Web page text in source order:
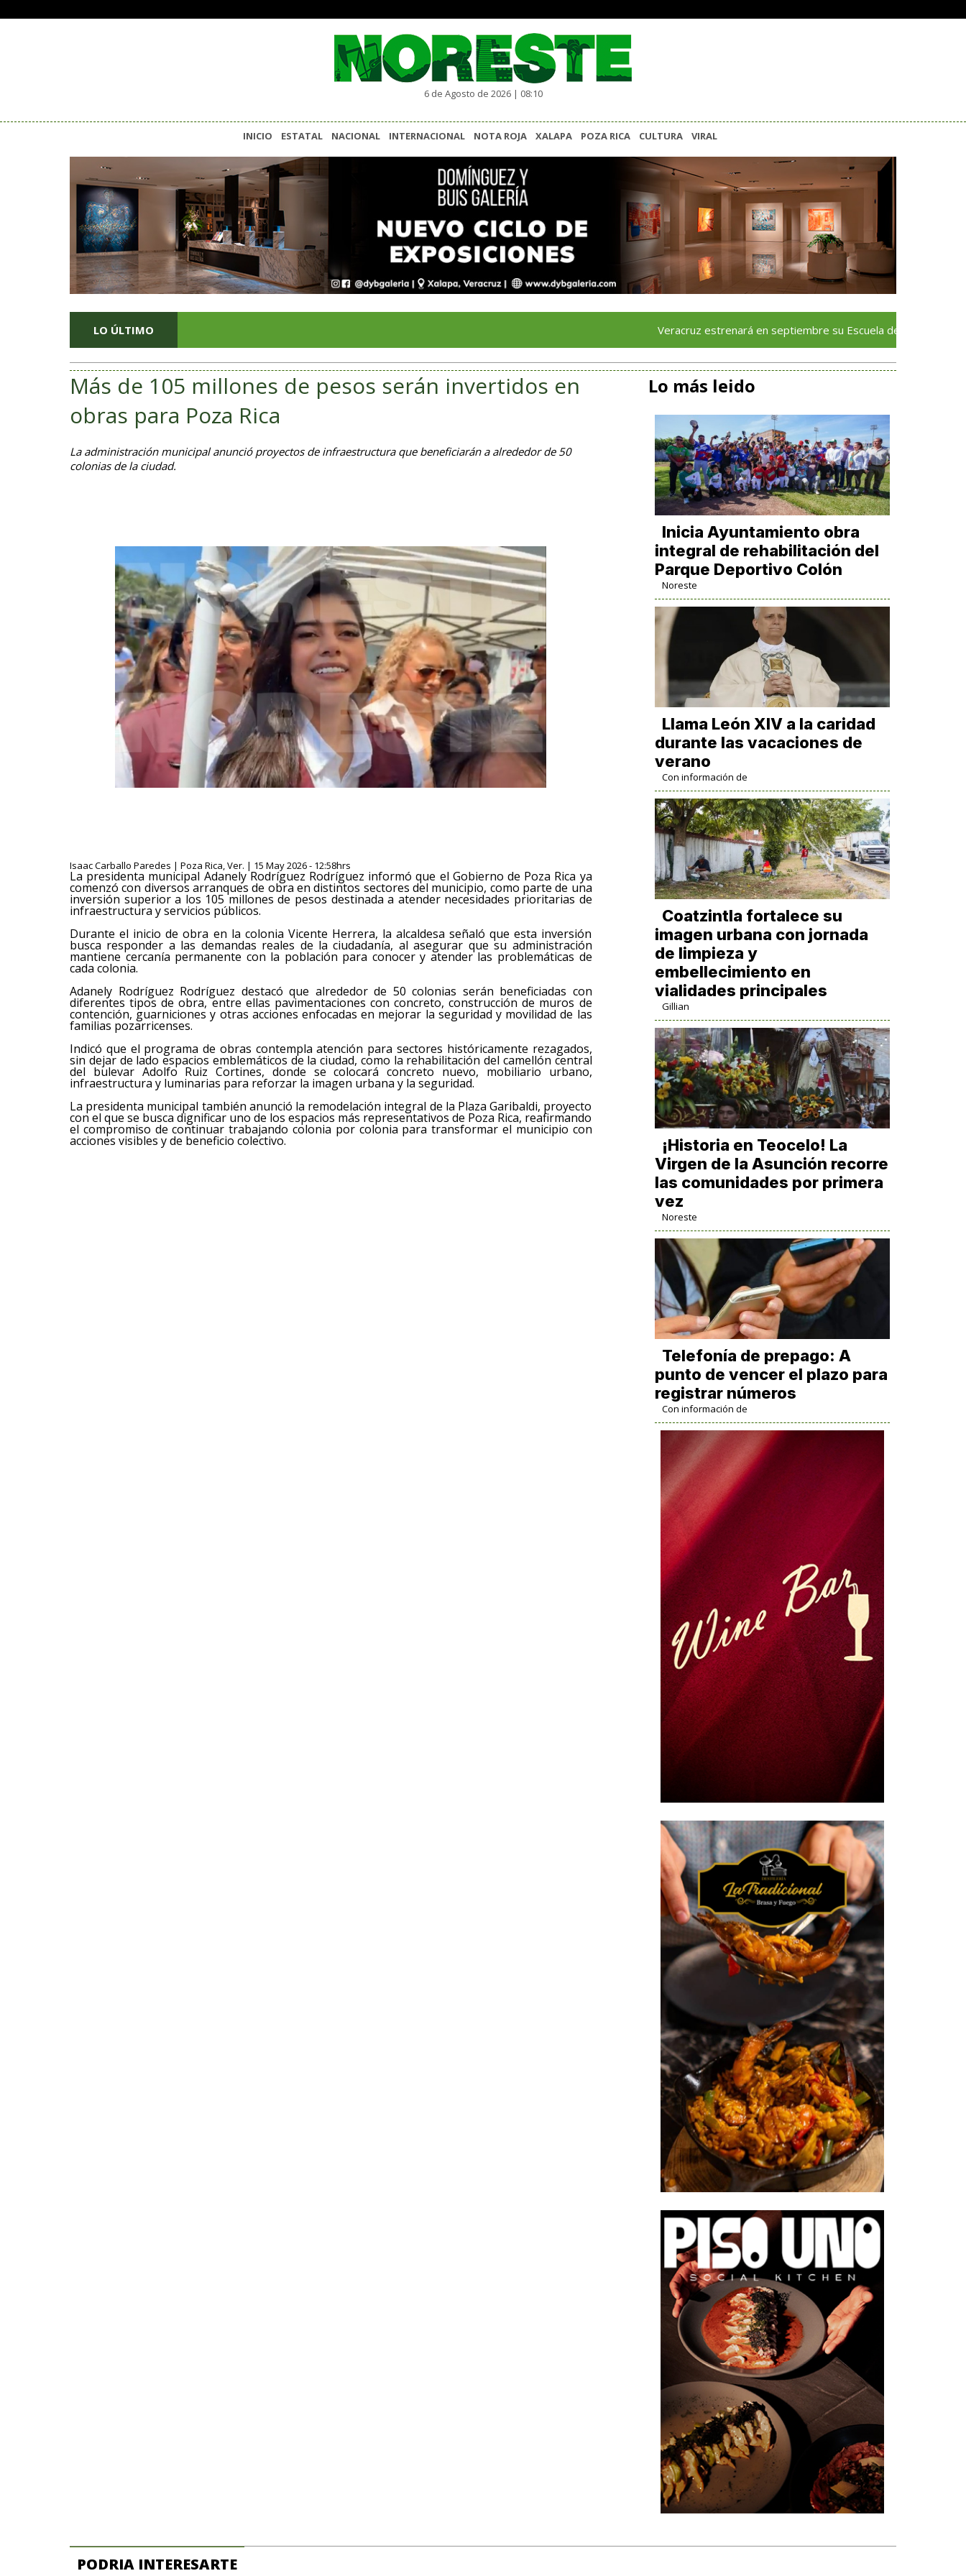
6 de Agosto de 2026 | 08:10
INICIO ESTATAL NACIONAL INTERNACIONAL NOTA ROJA XALAPA POZA RICA CULTURA VIRAL
LO ÚLTIMO Veracruz estrenará en septiembre su Escuela de Servicios Turísticos:
Más de 105 millones de pesos serán invertidos en
obras para Poza Rica
La administración municipal anunció proyectos de infraestructura que beneficiarán a alrededor de 50
colonias de la ciudad.
Isaac Carballo Paredes | Poza Rica, Ver. | 15 May 2026 - 12:58hrs
La presidenta municipal Adanely Rodríguez Rodríguez informó que el Gobierno de Poza Rica ya
comenzó con diversos arranques de obra en distintos sectores del municipio, como parte de una
inversión superior a los 105 millones de pesos destinada a atender necesidades prioritarias de
infraestructura y servicios públicos.
Durante el inicio de obra en la colonia Vicente Herrera, la alcaldesa señaló que esta inversión
busca responder a las demandas reales de la ciudadanía, al asegurar que su administración
mantiene cercanía permanente con la población para conocer y atender las problemáticas de
cada colonia.
Adanely Rodríguez Rodríguez destacó que alrededor de 50 colonias serán beneficiadas con
diferentes tipos de obra, entre ellas pavimentaciones con concreto, construcción de muros de
contención, guarniciones y otras acciones enfocadas en mejorar la seguridad y movilidad de las
familias pozarricenses.
Indicó que el programa de obras contempla atención para sectores históricamente rezagados,
sin dejar de lado espacios emblemáticos de la ciudad, como la rehabilitación del camellón central
del bulevar Adolfo Ruiz Cortines, donde se colocará concreto nuevo, mobiliario urbano,
infraestructura y luminarias para reforzar la imagen urbana y la seguridad.
La presidenta municipal también anunció la remodelación integral de la Plaza Garibaldi, proyecto
con el que se busca dignificar uno de los espacios más representativos de Poza Rica, reafirmando
el compromiso de continuar trabajando colonia por colonia para transformar el municipio con
acciones visibles y de beneficio colectivo.
Lo más leido
Inicia Ayuntamiento obra
integral de rehabilitación del
Parque Deportivo Colón
Noreste
Llama León XIV a la caridad
durante las vacaciones de
verano
Con información de
Coatzintla fortalece su
imagen urbana con jornada
de limpieza y
embellecimiento en
vialidades principales
Gillian
​¡Historia en Teocelo! La
Virgen de la Asunción recorre
las comunidades por primera
vez
Noreste
Telefonía de prepago: A
punto de vencer el plazo para
registrar números
Con información de
PODRIA INTERESARTE